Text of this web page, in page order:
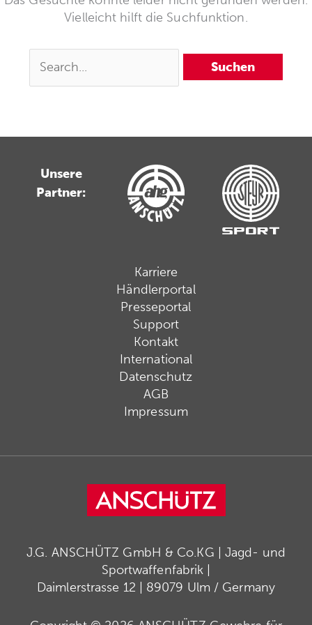
Vielleicht hilft die Suchfunktion.
Unsere
Partner:
Karriere
Händlerportal
Presseportal
Support
Kontakt
International
Datenschutz
AGB
Impressum
J.G. ANSCHÜTZ GmbH & Co.KG | Jagd- und
Sportwaffenfabrik |
Daimlerstrasse 12 | 89079 Ulm / Germany